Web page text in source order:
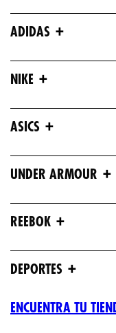
ADIDAS +
NIKE +
ASICS +
UNDER ARMOUR +
REEBOK +
DEPORTES +
ENCUENTRA TU